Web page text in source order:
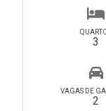
3
VAGAS DE
2